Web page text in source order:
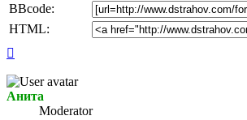
BBcode:
HTML:
Анита
Мoderator